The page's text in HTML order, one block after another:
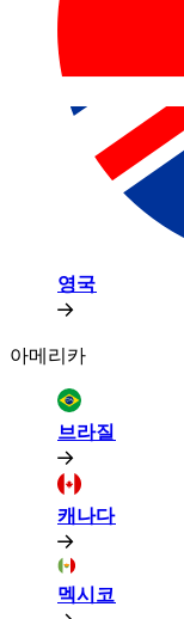
영국​​
아메리카​​
브라질​​
캐나다​​
멕시코​​